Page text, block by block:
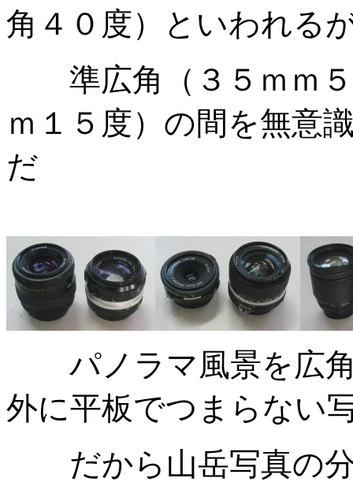
角４０度）といわれる
準広角（３５ｍｍ５
ｍ１５度）の間を無意
だ
パノラマ風景を広角
外に平板でつまらない
だから山岳写真の分